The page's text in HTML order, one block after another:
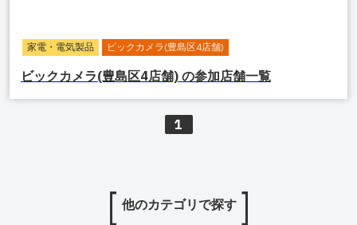
家電・電気製品 ビックカメラ(豊島区4店舗)
ビックカメラ(豊島区4店舗) の参加店舗一覧
1
他のカテゴリで探す